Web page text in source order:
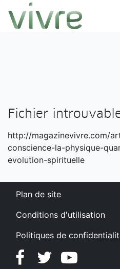
Aller au menu principal
Aller au contenu principal
Fichier
http://magazinevivre.com/
conscience-la-physique-
evolution-spirituelle
Plan de site
Conditions d'utilisation
Politiques de
FacebookTwitterYouTube